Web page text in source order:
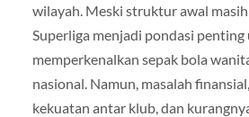
wilayah. Meski struktur awal
Superliga menjadi pondasi
memperkenalkan sepak bola
nasional. Namun, masalah
kekuatan antar klub, dan